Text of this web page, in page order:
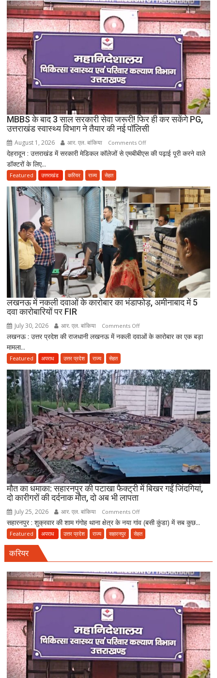
शादी
पर
नया
विवाद,
के
नाबालिग
का
दावा;
CWC
ने
जारी
किया
नोटिस
MBBS के बाद 3 साल सरकारी सेवा जरूरी! फिर ही कर सकेंगे PG,
उत्तराखंड स्वास्थ्य विभाग ने तैयार की नई पॉलिसी
August 1, 2026 आर. एल. बांकिया Comments Offon
MBBS
साल
सरकारी
सेवा
जरूरी!
फिर
ही
कर
सकेंगे
PG,
उत्तराखंड
स्वास्थ्य
तैयार
देहरादून : उत्तराखंड में सरकारी मेडिकल कॉलेजों से एमबीबीएस की पढ़ाई पूरी करने वाले
डॉक्टरों के लिए...
Featured उत्तराखंड करियर राज्य सेहत
लखनऊ में नकली दवाओं के कारोबार का भंडाफोड़, अमीनाबाद में 5
दवा कारोबारियों पर FIR
July 30, 2026 आर. एल. बांकिया Comments Offon
लखनऊ
दवाओं
के
कारोबार
का
भंडाफोड़,
अमीनाबाद
में
5
दवा
पर
FIR
लखनऊ : उत्तर प्रदेश की राजधानी लखनऊ में नकली दवाओं के कारोबार का एक बड़ा
मामला...
Featured अपराध उत्तर प्रदेश राज्य सेहत
मौत का धमाका: सहारनपुर की पटाखा फैक्ट्री में बिखर गईं जिंदगियां,
दो कारीगरों की दर्दनाक मौत, दो अब भी लापता
July 25, 2026 आर. एल. बांकिया Comments Offon
मौत
का
पटाखा
फैक्ट्री
में
बिखर
जिंदगियां,
दो
की
दर्दनाक
सहारनपुर : शुक्रवार की शाम गंगोह थाना क्षेत्र के नया गांव (बसी कुंडा) में सब कुछ...
Featured अपराध उत्तर प्रदेश राज्य सहारनपुर सेहत
करियर